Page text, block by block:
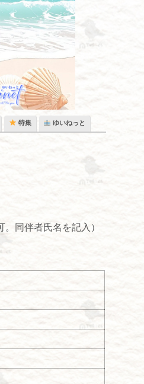
特集 ゆいねっと
同伴者氏名を記入）